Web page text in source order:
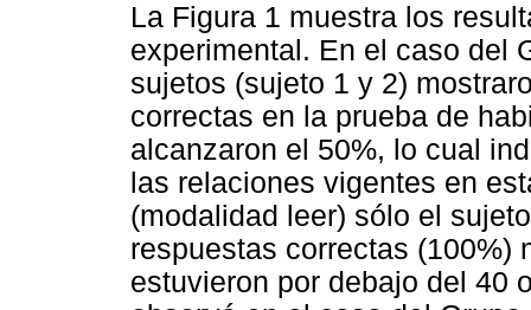
La Figura 1 muestra los
experimental. En el caso del
sujetos (sujeto 1 y 2)
correctas en la prueba de
alcanzaron el 50%, lo cual
las relaciones vigentes en
(modalidad leer) sólo el
respuestas correctas (100%)
estuvieron por debajo del 40